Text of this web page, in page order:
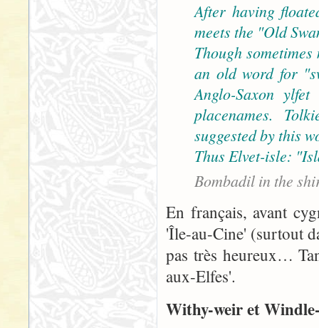
After having
meets the "Old
Though
an old word for
Anglo-Saxon
placenames.
suggested by this
Thus Elvet-isle:
Bombadil in the
En français, avant
'Île-au-Cine' (surtout
pas très heureux…
aux-Elfes'.
Withy-weir et